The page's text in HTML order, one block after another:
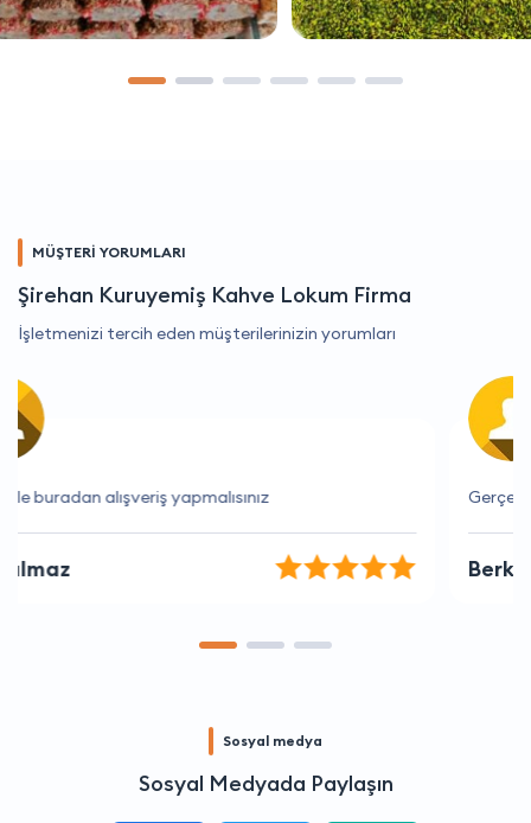
MÜŞTERİ YORUMLARI
Şirehan Kuruyemiş Kahve Lokum Firma
İşletmenizi tercih eden müşterilerinizin yorumları
Gerçekten mükemmel bir deneyim oldu.
Berk Kılıç
Sosyal medya
Sosyal Medyada Paylaşın